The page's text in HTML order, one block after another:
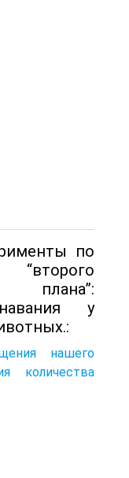
по
плана”:
у
нашего
количества